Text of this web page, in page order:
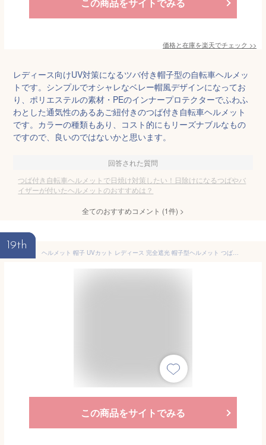
価格と在庫を楽天でチェック >>
レディース向けUV対策になるツバ付き帽子型の自転車ヘルメッ
トです。シンプルでオシャレなベレー帽風デザインになってお
り、ポリエステルの素材・PEのインナープロテクターでふわふ
わとした通気性のあるあご紐付きのつば付き自転車ヘルメット
です。カラーの種類もあり、コスト的にもリーズナブルなもの
ですので、良いのではないかと思います。
回答された質問
つば付き自転車ヘルメットで日焼け対策したい！日除けになるつばやバ
イザーが付いたヘルメットのおすすめは？
全てのおすすめコメント (1件) >
19th
ヘルメット 帽子 UVカット レディース 完全遮光 帽子型ヘルメット つば広 折り畳み 日よけ 自転車 ヘルメット 飛ばない おしゃれ ハット
この商品をサイトでみる